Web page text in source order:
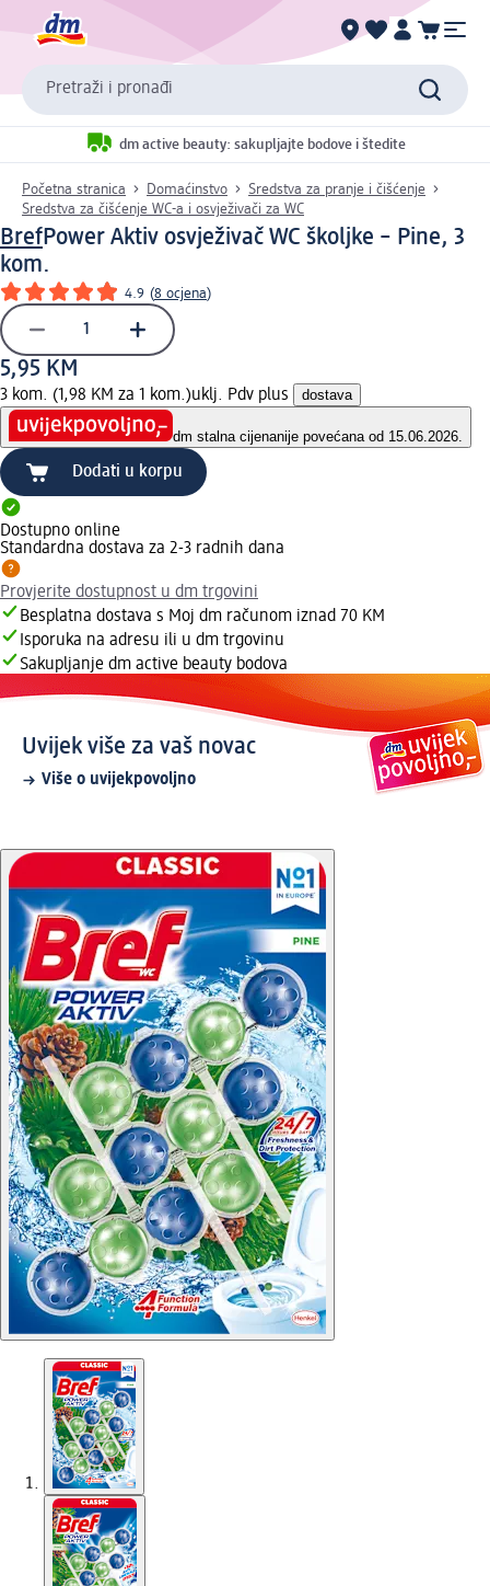
Pretraži i pronađi
dm active beauty: sakupljajte bodove i štedite
Početna stranica Domaćinstvo
Sredstva za pranje i čišćenje
Sredstva za čišćenje WC-a i osvježivači za WC
BrefPower Aktiv osvježivač WC školjke – Pine, 3
kom.
4.9 (8 ocjena)
5,95 KM
3 kom. (1,98 KM za 1 kom.)uklj. Pdv plus dostava
dm stalna cijenanije povećana od 15.06.2026.
Dodati u korpu
Dostupno online
Standardna dostava za 2-3 radnih dana
Provjerite dostupnost u dm trgovini
Besplatna dostava s Moj dm računom iznad 70 KM
Isporuka na adresu ili u dm trgovinu
Sakupljanje dm active beauty bodova
Uvijek više za vaš novac
Više o uvijekpovoljno